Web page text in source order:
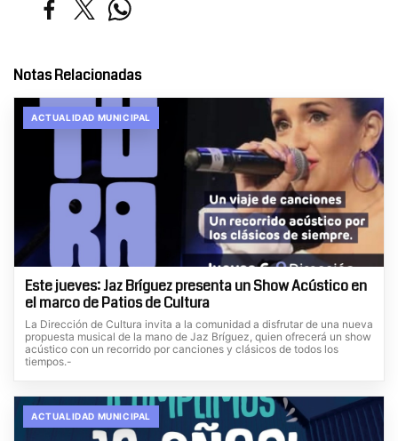
Notas Relacionadas
ACTUALIDAD MUNICIPAL
Este jueves: Jaz Bríguez presenta un Show Acústico en
el marco de Patios de Cultura
La Dirección de Cultura invita a la comunidad a disfrutar de una nueva
propuesta musical de la mano de Jaz Bríguez, quien ofrecerá un show
acústico con un recorrido por canciones y clásicos de todos los
tiempos.-
ACTUALIDAD MUNICIPAL